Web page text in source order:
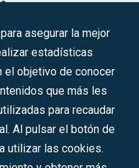
de la Innovación y las
Se. 8, F. 129, H. 201.307.
sociales:
asegurar la mejor
estadísticas
el objetivo de conocer
que más les
para recaudar
Al pulsar el botón de
utilizar las cookies.